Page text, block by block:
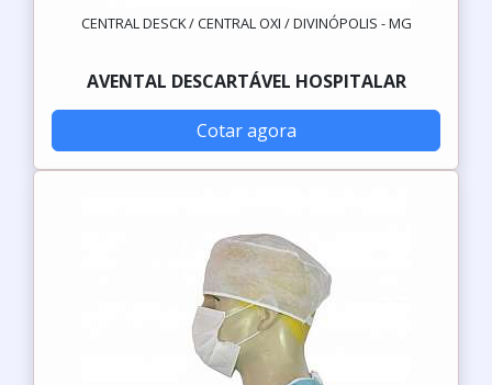
CENTRAL DESCK / CENTRAL OXI / DIVINÓPOLIS - MG
AVENTAL DESCARTÁVEL HOSPITALAR
Cotar agora